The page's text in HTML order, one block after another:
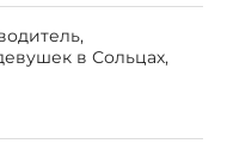
в Сольцах,